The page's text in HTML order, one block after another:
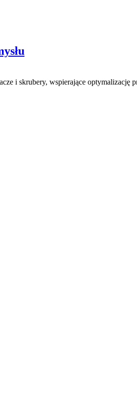
i skrubery, wspierające optymalizację